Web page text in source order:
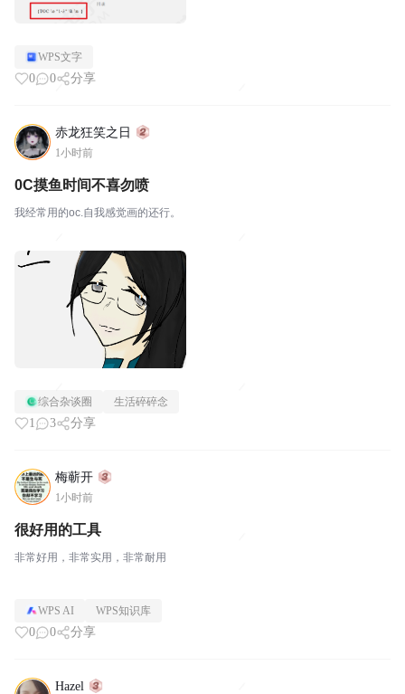
WPS文字
0 0 分享
赤龙狂笑之日
1小时前
0C摸鱼时间不喜勿喷
我经常用的oc.自我感觉画的还行。
综合杂谈圈 生活碎碎念
1 3 分享
梅蕲开
1小时前
很好用的工具
非常好用，非常实用，非常耐用
WPS AI WPS知识库
0 0 分享
Hazel